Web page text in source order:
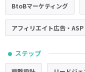
BtoBマーケティング
アフィリエイト広告・ASP
● ステップ